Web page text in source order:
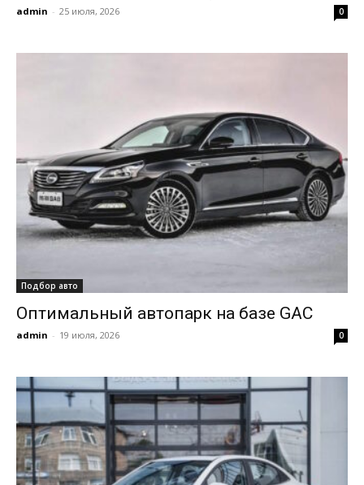
admin - 25 июля, 2026 0
Подбор авто
Оптимальный автопарк на базе GAC
admin - 19 июля, 2026 0